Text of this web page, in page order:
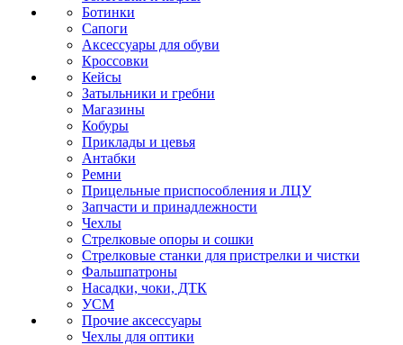
Ботинки
Сапоги
Аксессуары для обуви
Кроссовки
Кейсы
Затыльники и гребни
Магазины
Кобуры
Приклады и цевья
Антабки
Ремни
Прицельные приспособления и ЛЦУ
Запчасти и принадлежности
Чехлы
Стрелковые опоры и сошки
Стрелковые станки для пристрелки и чистки
Фальшпатроны
Насадки, чоки, ДТК
УСМ
Прочие аксессуары
Чехлы для оптики